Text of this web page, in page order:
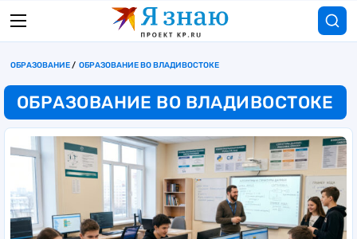
ОБРАЗОВАНИЕ ОБРАЗОВАНИЕ ВО ВЛАДИВОСТОКЕ
ОБРАЗОВАНИЕ ВО ВЛАДИВОСТОКЕ